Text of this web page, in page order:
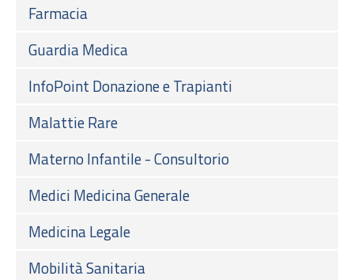
Farmacia
Guardia Medica
InfoPoint Donazione e Trapianti
Malattie Rare
Materno Infantile - Consultorio
Medici Medicina Generale
Medicina Legale
Mobilità Sanitaria